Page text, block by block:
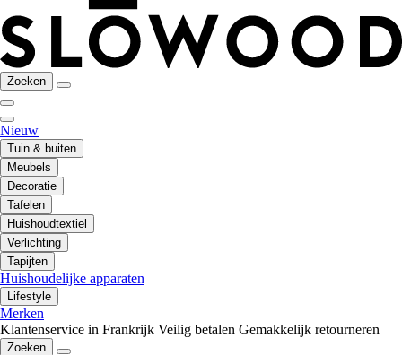
Zoeken
Nieuw
Tuin & buiten
Meubels
Decoratie
Tafelen
Huishoudtextiel
Verlichting
Tapijten
Huishoudelijke apparaten
Lifestyle
Merken
Klantenservice in Frankrijk Veilig betalen Gemakkelijk retourneren
Zoeken